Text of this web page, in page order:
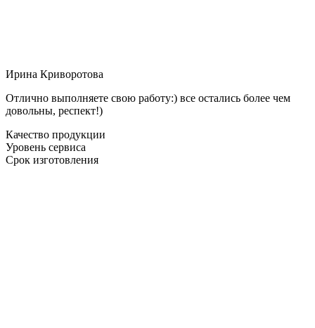
Ирина Криворотова
Отлично выполняете свою работу:) все остались более чем
довольны, респект!)
Качество продукции
Уровень сервиса
Срок изготовления